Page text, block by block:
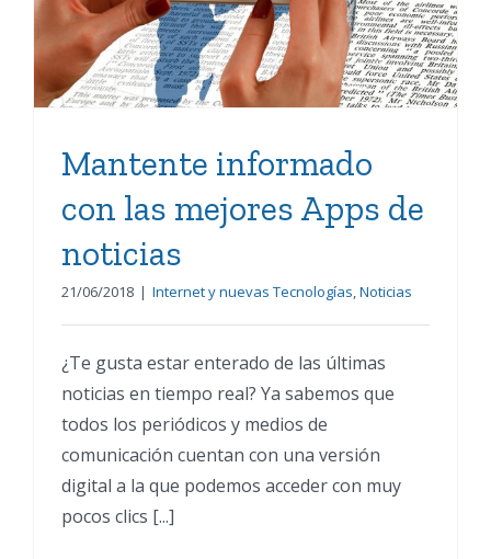
noticias
Mantente informado
con las mejores Apps de
noticias
21/06/2018 | Internet y nuevas Tecnologías,Noticias
¿Te gusta estar enterado de las últimas
noticias en tiempo real? Ya sabemos que
todos los periódicos y medios de
comunicación cuentan con una versión
digital a la que podemos acceder con muy
pocos clics [...]